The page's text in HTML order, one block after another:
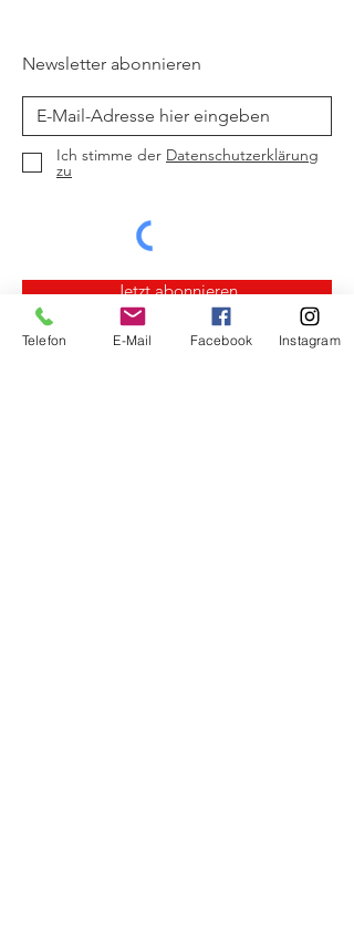
Newsletter abonnieren
Ich stimme der Datenschutzerklärung
zu
Jetzt abonnieren
Telefon E-Mail Facebook Instagram